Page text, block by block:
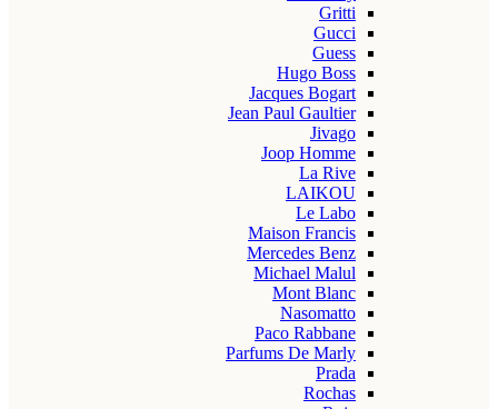
Gritti
Gucci
Guess
Hugo Boss
Jacques Bogart
Jean Paul Gaultier
Jivago
Joop Homme
La Rive
LAIKOU
Le Labo
Maison Francis
Mercedes Benz
Michael Malul
Mont Blanc
Nasomatto
Paco Rabbane
Parfums De Marly
Prada
Rochas